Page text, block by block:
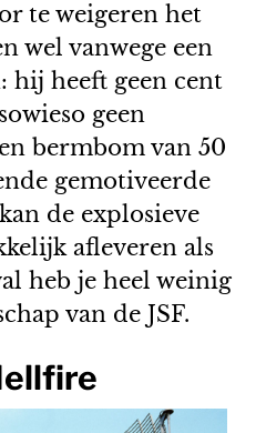
te weigeren het
wel vanwege een
hij heeft geen cent
geen
bermbom van 50
gemotiveerde
de explosieve
afleveren als
heb je heel weinig
van de JSF.